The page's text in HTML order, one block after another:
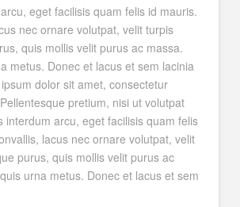
eget facilisis quam felis id mauris.
nec ornare volutpat, velit turpis
quis mollis velit purus ac massa.
metus. Donec et lacus et sem lacinia
dolor sit amet, consectetur
pretium, nisi ut volutpat
interdum arcu, eget facilisis quam felis
lacus nec ornare volutpat, velit
purus, quis mollis velit purus ac
urna metus. Donec et lacus et sem